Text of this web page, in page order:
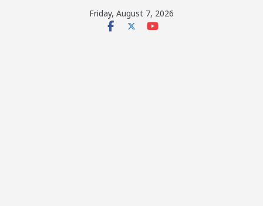
Friday, August 7, 2026